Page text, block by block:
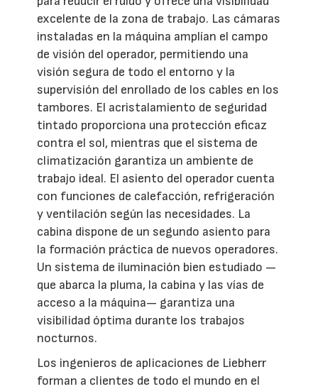
excelente de la zona de trabajo. Las cámaras
instaladas en la máquina amplían el campo
de visión del operador, permitiendo una
visión segura de todo el entorno y la
supervisión del enrollado de los cables en los
tambores. El acristalamiento de seguridad
tintado proporciona una protección eficaz
contra el sol, mientras que el sistema de
climatización garantiza un ambiente de
trabajo ideal. El asiento del operador cuenta
con funciones de calefacción, refrigeración
y ventilación según las necesidades. La
cabina dispone de un segundo asiento para
la formación práctica de nuevos operadores.
Un sistema de iluminación bien estudiado —
que abarca la pluma, la cabina y las vías de
acceso a la máquina— garantiza una
visibilidad óptima durante los trabajos
nocturnos.
Los ingenieros de aplicaciones de Liebherr
forman a clientes de todo el mundo en el